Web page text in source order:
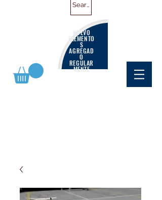
Search
NUEVO
ELEMENTO
S
AGREGAD
O
REGULAR
MENTE